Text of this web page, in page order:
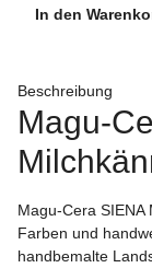
In den
Beschreibung
Magu-
Magu-Cera
Farben und
handbemalte